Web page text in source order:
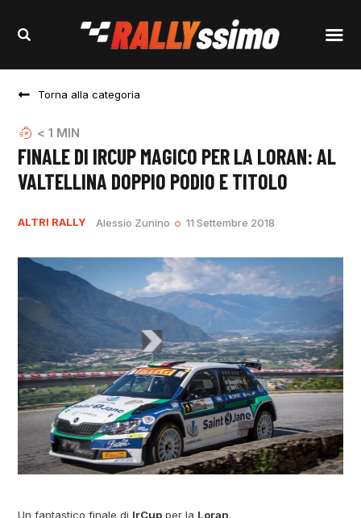
Torna alla categoria
< 1 MIN
FINALE DI IRCUP MAGICO PER LA LORAN: AL
VALTELLINA DOPPIO PODIO E TITOLO
ALTRI RALLY Alessio Zunino 11 Settembre 2018
Un fantastico finale di IrCup per la Loran.